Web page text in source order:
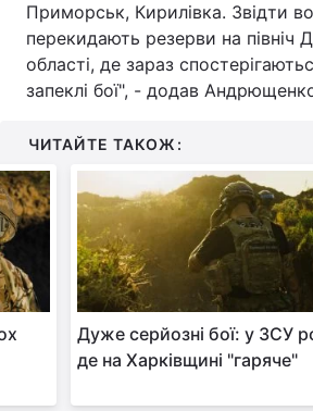
Тема оформлення
Приморськ, Кирилівка. Звідти
перекидають резерви на північ
області, де зараз
запеклі бої", - додав
ЧИТАЙТЕ ТАКОЖ:
Дуже серйозні бої: у ЗСУ
де на Харківщині "гаряче"